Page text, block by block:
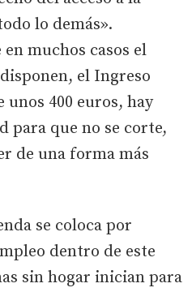
lo demás».
muchos casos el
el Ingreso
400 euros, hay
para que no se corte,
de una forma más
se coloca por
dentro de este
sin hogar inician para